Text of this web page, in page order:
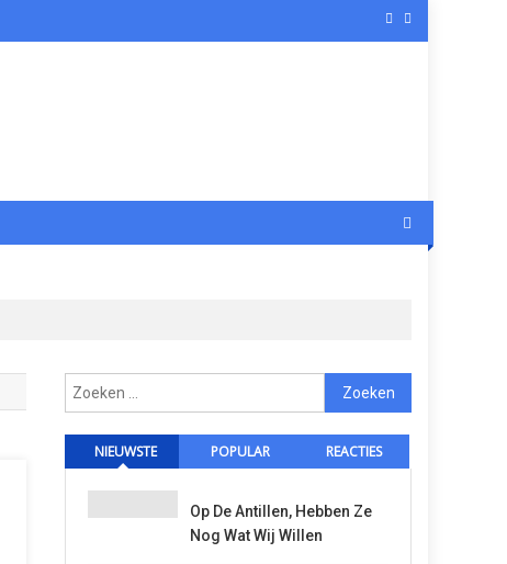
Zoeken
naar:
NIEUWSTE POPULAR REACTIES
Op De Antillen, Hebben Ze
Nog Wat Wij Willen